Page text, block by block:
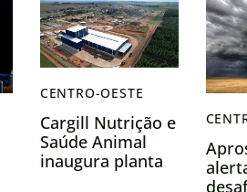
CENTRO-OESTE
Cargill Nutrição e
Saúde Animal
inaugura planta